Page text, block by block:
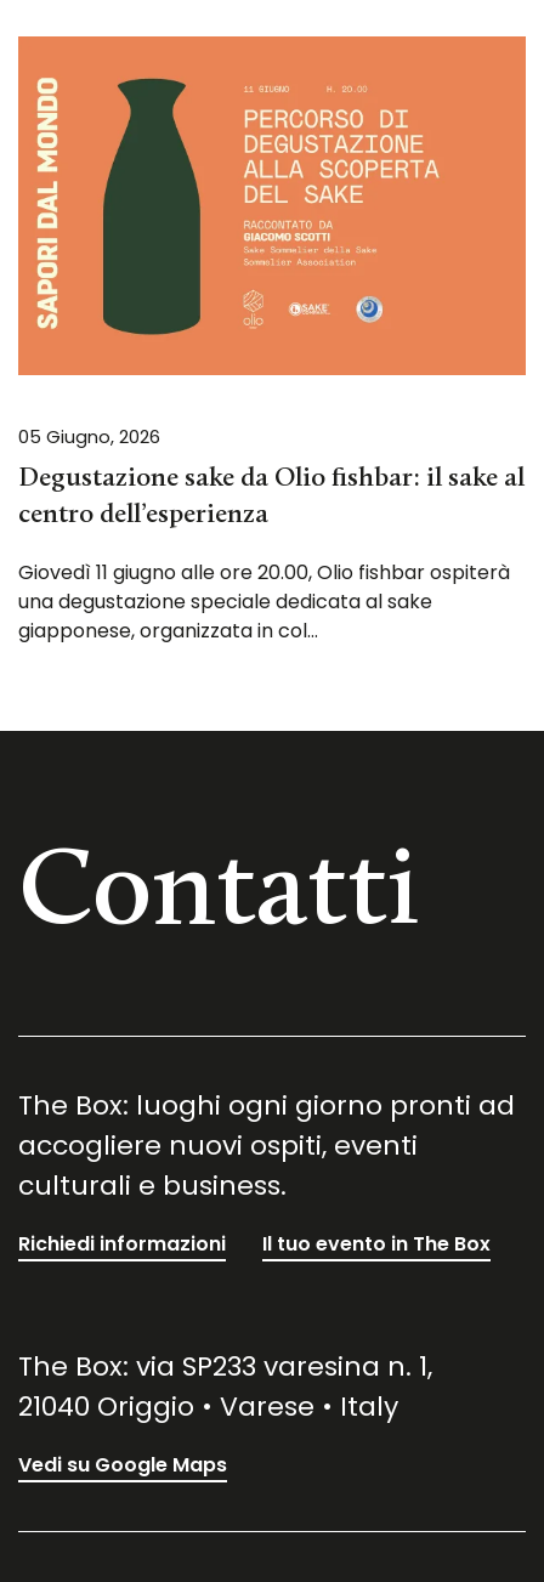
05 Giugno, 2026
Degustazione sake da Olio fishbar: il sake al
centro dell’esperienza
Giovedì 11 giugno alle ore 20.00, Olio fishbar ospiterà
una degustazione speciale dedicata al sake
giapponese, organizzata in col…
Contatti
The Box: luoghi ogni giorno pronti ad
accogliere nuovi ospiti, eventi
culturali e business.
Richiedi informazioni Il tuo evento in The Box
The Box: via SP233 varesina n. 1,
21040 Origgio • Varese • Italy
Vedi su Google Maps